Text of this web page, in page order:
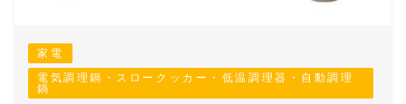
家電
電気調理鍋・スロークッカー・低温調理器・自動調理
鍋